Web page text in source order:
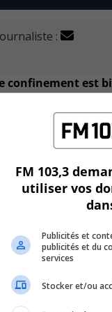
:
confinement est
en loisirs
de nouvelles
FM 103,3
utiliser vos
Publicités et
publicités et du
services
Stocker et/ou